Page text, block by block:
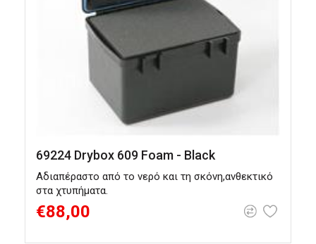
69224 Drybox 609 Foam - Black
Αδιαπέραστο από το νερό και τη σκόνη,ανθεκτικό
στα χτυπήματα.
€88,00